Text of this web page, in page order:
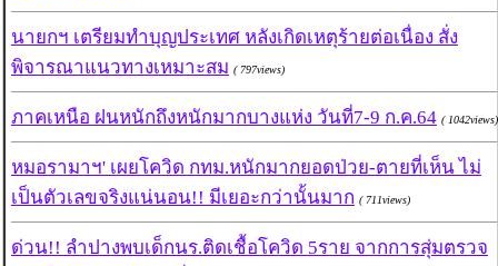
นายกฯ เตรียมทำบุญประเทศ หลังเกิดเหตุร้ายต่อเนื่อง สั่ง
พิจารณาแนวทางเหมาะสม ( 797views)
ภาคเหนือ ฝนหนักถึงหนักมากบางแห่ง วันที่7-9 ก.ค.64 ( 1042views)
หมอรามาฯ' เผยโควิด กทม.หนักมากยอดป่วย-ตายที่เห็น ไม่
เป็นตัวเลขจริงแน่นอน!! มีเยอะกว่านั้นมาก ( 711views)
ด่วน!! ลำปางพบเด็กนร.ติดเชื้อโควิด 5ราย จากการสุ่มตรวจ